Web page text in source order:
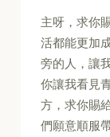
主呀，求你
活都能更加
旁的人，讓
你讓我看見
方，求你賜
們願意順服